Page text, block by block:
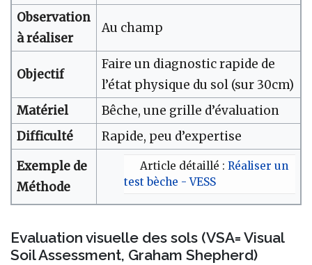
Observation
à réaliser
Au champ
Objectif
Faire un diagnostic rapide de
l’état physique du sol (sur 30cm)
Matériel
Bêche, une grille d’évaluation
Difficulté
Rapide, peu d’expertise
Exemple de
Méthode
Article détaillé :Réaliser un
test bèche - VESS
Evaluation visuelle des sols (VSA= Visual
Soil Assessment, Graham Shepherd)